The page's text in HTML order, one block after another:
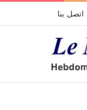
اتصل بنا